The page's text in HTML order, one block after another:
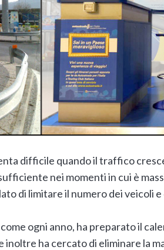
difficile quando il traffico
nei momenti in cui è
di limitare il numero dei veicoli
ogni anno, ha preparato il
inoltre ha cercato di eliminare la